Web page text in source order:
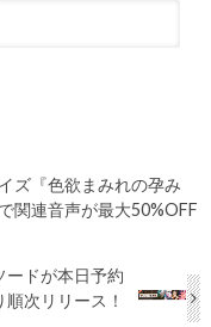
ズ『色欲まみれの孕み
関連音声が最大50%OFF
ードが本日予約
次リリース！